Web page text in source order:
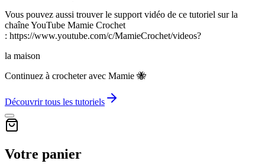
Vous pouvez aussi trouver le support vidéo de ce tutoriel sur la
chaîne YouTube Mamie Crochet
: https://www.youtube.com/c/MamieCrochet/videos?
la maison
Continuez à crocheter avec Mamie 🐝
Découvrir tous les tutoriels
Votre panier